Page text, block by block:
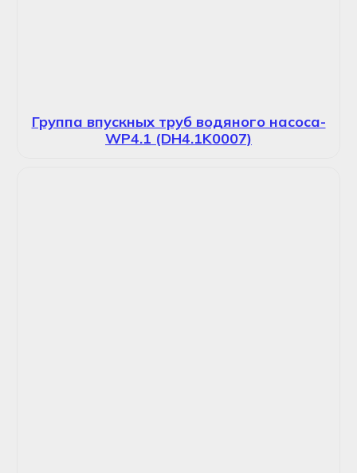
Группа впускных труб водяного насоса-
WP4.1 (DH4.1K0007)